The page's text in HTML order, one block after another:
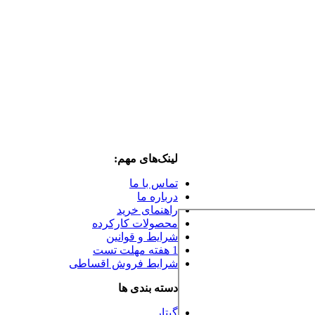
لینک‌های مهم:
تماس با ما
درباره ما
راهنمای خرید
محصولات کارکرده
شرایط و قوانین
1 هفته مهلت تست
شرایط فروش اقساطی
دسته بندی ها
گیتار